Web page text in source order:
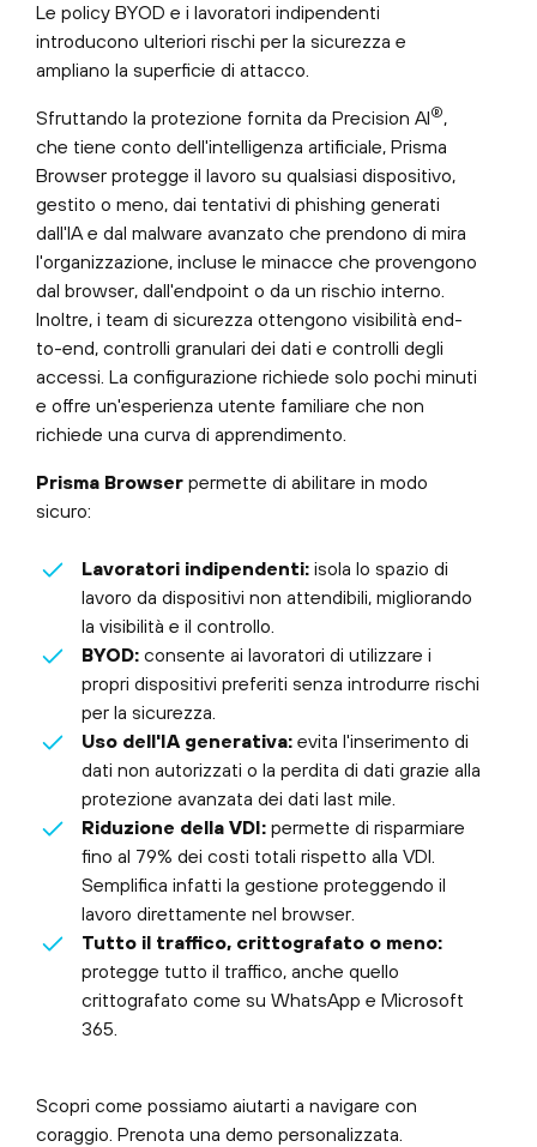
Le policy BYOD e i lavoratori indipendenti
introducono ulteriori rischi per la sicurezza e
ampliano la superficie di attacco.
Sfruttando la protezione fornita da Precision AI®,
che tiene conto dell'intelligenza artificiale, Prisma
Browser protegge il lavoro su qualsiasi dispositivo,
gestito o meno, dai tentativi di phishing generati
dall'IA e dal malware avanzato che prendono di mira
l'organizzazione, incluse le minacce che provengono
dal browser, dall'endpoint o da un rischio interno.
Inoltre, i team di sicurezza ottengono visibilità end-
to-end, controlli granulari dei dati e controlli degli
accessi. La configurazione richiede solo pochi minuti
e offre un'esperienza utente familiare che non
richiede una curva di apprendimento.
Prisma Browser permette di abilitare in modo
sicuro:
Lavoratori indipendenti: isola lo spazio di
lavoro da dispositivi non attendibili, migliorando
la visibilità e il controllo.
BYOD: consente ai lavoratori di utilizzare i
propri dispositivi preferiti senza introdurre rischi
per la sicurezza.
Uso dell'IA generativa: evita l'inserimento di
dati non autorizzati o la perdita di dati grazie alla
protezione avanzata dei dati last mile.
Riduzione della VDI: permette di risparmiare
fino al 79% dei costi totali rispetto alla VDI.
Semplifica infatti la gestione proteggendo il
lavoro direttamente nel browser.
Tutto il traffico, crittografato o meno:
protegge tutto il traffico, anche quello
crittografato come su WhatsApp e Microsoft
365.
Scopri come possiamo aiutarti a navigare con
coraggio. Prenota una demo personalizzata.